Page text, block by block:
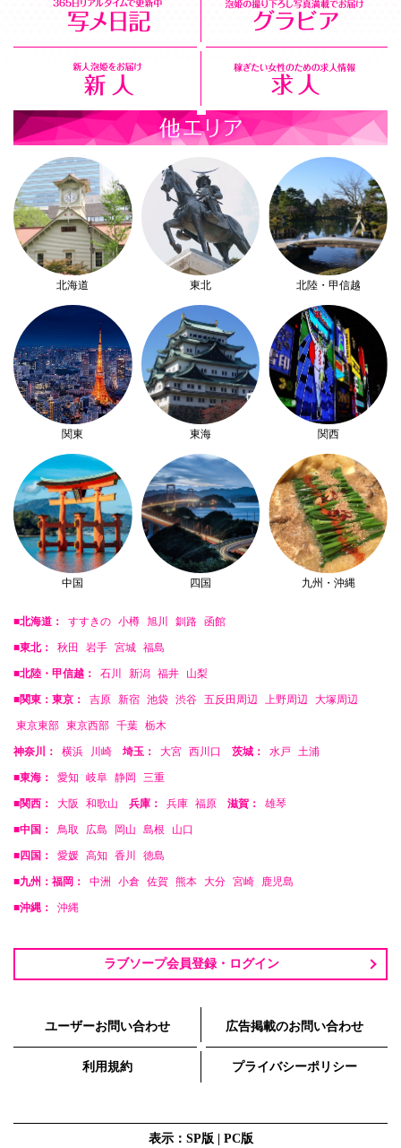
北海道 東北 北陸・甲信越
関東 東海 関西
中国 四国 九州・沖縄
■北海道： すすきの 小樽 旭川 釧路 函館
■東北： 秋田 岩手 宮城 福島
■北陸・甲信越： 石川 新潟 福井 山梨
■関東：東京： 吉原 新宿 池袋 渋谷 五反田周辺 上野周辺 大塚周辺
東京東部 東京西部 千葉 栃木
神奈川： 横浜 川崎 埼玉： 大宮 西川口 茨城： 水戸 土浦
■東海： 愛知 岐阜 静岡 三重
■関西： 大阪 和歌山 兵庫： 兵庫 福原 滋賀： 雄琴
■中国： 鳥取 広島 岡山 島根 山口
■四国： 愛媛 高知 香川 徳島
■九州：福岡： 中洲 小倉 佐賀 熊本 大分 宮崎 鹿児島
■沖縄： 沖縄
ラブソープ会員登録・ログイン
ユーザーお問い合わせ 広告掲載のお問い合わせ
利用規約 プライバシーポリシー
表示：SP版 | PC版